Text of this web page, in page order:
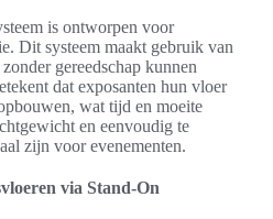
is ontworpen voor
Dit systeem maakt gebruik van
gereedschap kunnen
dat exposanten hun vloer
wat tijd en moeite
en eenvoudig te
zijn voor evenementen.
via Stand-On